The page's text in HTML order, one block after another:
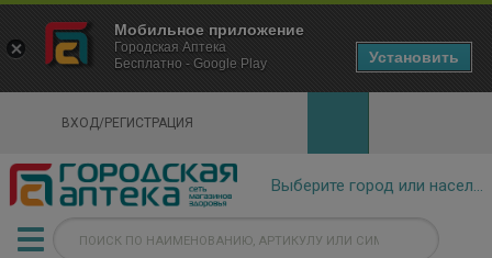
ВХОД/РЕГИСТРАЦИЯ
×
Городская Аптека Маркетплейс
- In Google Play
Мобильное приложение
Городская Аптека
Бесплатно - Google Play
Установить